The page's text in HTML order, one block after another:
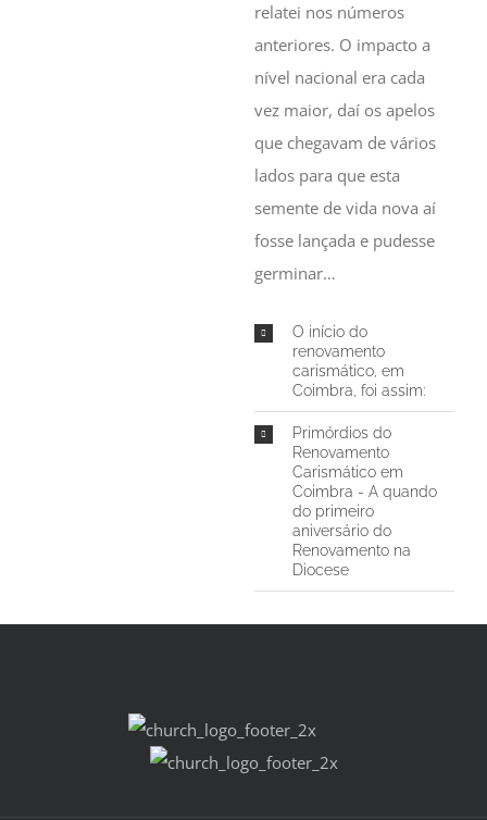
relatei nos números
anteriores. O impacto a
nível nacional era cada
vez maior, daí os apelos
que chegavam de vários
lados para que esta
semente de vida nova aí
fosse lançada e pudesse
germinar…
O início do
renovamento
carismático, em
Coimbra, foi assim:
Primórdios do
Renovamento
Carismático em
Coimbra - A quando
do primeiro
aniversário do
Renovamento na
Diocese